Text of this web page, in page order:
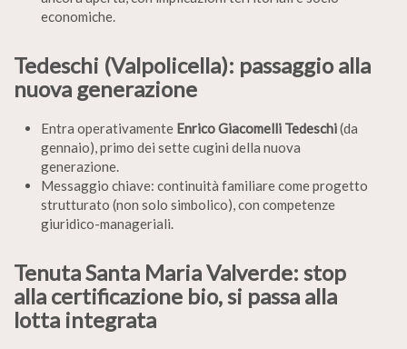
economiche.
Tedeschi (Valpolicella): passaggio alla
nuova generazione
Entra operativamente Enrico Giacomelli Tedeschi(da
gennaio), primo dei sette cugini della nuova
generazione.
Messaggio chiave: continuità familiare come progetto
strutturato (non solo simbolico), con competenze
giuridico-manageriali.
Tenuta Santa Maria Valverde: stop
alla certificazione bio, si passa alla
lotta integrata